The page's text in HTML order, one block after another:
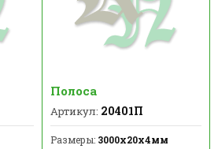
Полоса
Артикул: 20401П
Размеры:3000х20х4мм